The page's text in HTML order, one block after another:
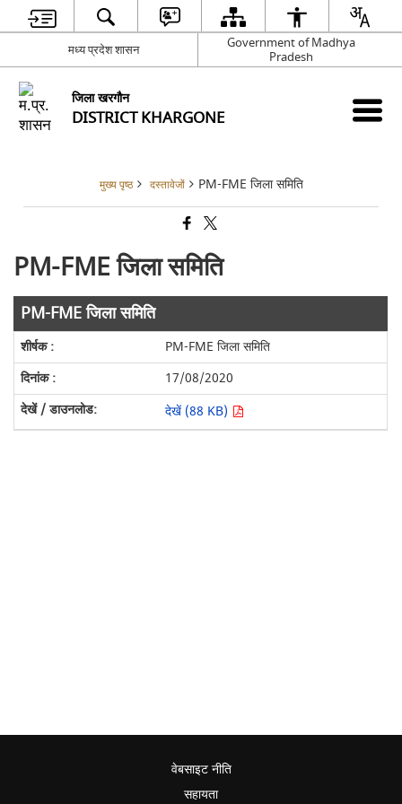
मध्य प्रदेश शासन
Government of Madhya
Pradesh
जिला खरगौन
DISTRICT KHARGONE
मुख्य पृष्ठ दस्तावेजों PM-FME जिला समिति
PM-FME जिला समिति
PM-FME जिला समिति
PM-FME जिला समिति
17/08/2020
देखें (88 KB)
वेबसाइट नीति
सहायता